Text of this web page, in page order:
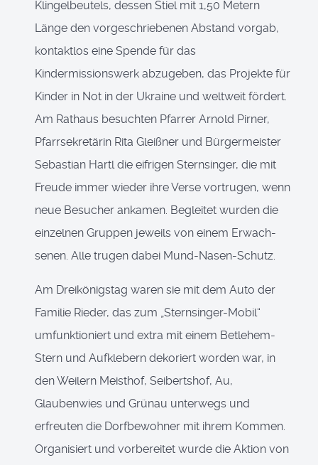
Klingelbeutels, dessen Stiel mit 1,50 Metern
Länge den vorgeschriebenen Abstand vorgab,
kontaktlos eine Spende für das
Kindermissionswerk abzugeben, das Projekte für
Kinder in Not in der Ukraine und weltweit fördert.
Am Rathaus besuchten Pfarrer Arnold Pirner,
Pfarrsekretärin Rita Gleißner und Bürgermeister
Sebastian Hartl die eifrigen Sternsinger, die mit
Freude immer wieder ihre Verse vortrugen, wenn
neue Besucher ankamen. Begleitet wurden die
einzelnen Gruppen jeweils von einem Erwach-
senen. Alle trugen dabei Mund-Nasen-Schutz.
Am Dreikönigstag waren sie mit dem Auto der
Familie Rieder, das zum „Sternsinger-Mobil“
umfunktioniert und extra mit einem Betlehem-
Stern und Aufklebern dekoriert worden war, in
den Weilern Meisthof, Seibertshof, Au,
Glaubenwies und Grünau unterwegs und
erfreuten die Dorfbewohner mit ihrem Kommen.
Organisiert und vorbereitet wurde die Aktion von